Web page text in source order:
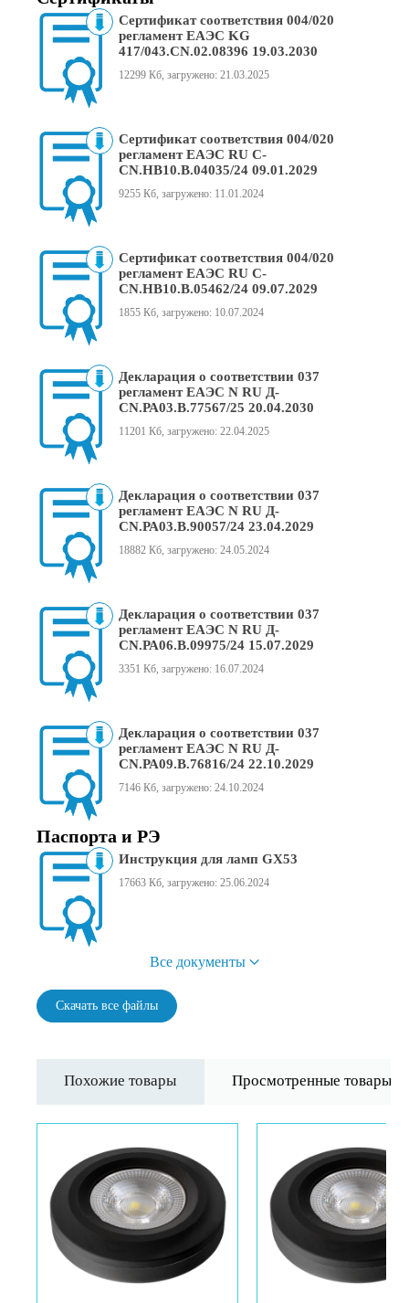
Сертификат соответствия 004/020
регламент ЕАЭС KG
417/043.CN.02.08396 19.03.2030
12299 Кб, загружено: 21.03.2025
Сертификат соответствия 004/020
регламент ЕАЭС RU С-
CN.НВ10.В.04035/24 09.01.2029
9255 Кб, загружено: 11.01.2024
Сертификат соответствия 004/020
регламент ЕАЭС RU С-
CN.НВ10.В.05462/24 09.07.2029
1855 Кб, загружено: 10.07.2024
Декларация о соответствии 037
регламент ЕАЭС N RU Д-
CN.РА03.В.77567/25 20.04.2030
11201 Кб, загружено: 22.04.2025
Декларация о соответствии 037
регламент ЕАЭС N RU Д-
CN.РА03.В.90057/24 23.04.2029
18882 Кб, загружено: 24.05.2024
Декларация о соответствии 037
регламент ЕАЭС N RU Д-
CN.РА06.В.09975/24 15.07.2029
3351 Кб, загружено: 16.07.2024
Декларация о соответствии 037
регламент ЕАЭС N RU Д-
CN.РА09.В.76816/24 22.10.2029
7146 Кб, загружено: 24.10.2024
Паспорта и РЭ
Инструкция для ламп GX53
17663 Кб, загружено: 25.06.2024
Все документы
Скачать все файлы
Похожие товары Просмотренные товары